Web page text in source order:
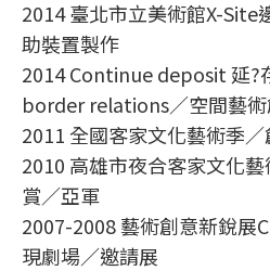
2014 臺北市立美術館X-Site
助裝置製作
2014 Continue deposit 延?
border relations／空間藝
2011 全國客家文化藝術季
2010 高雄市夜合客家文化
賞／亞軍
2007-2008 藝術創意新銳展
現劇場／邀請展